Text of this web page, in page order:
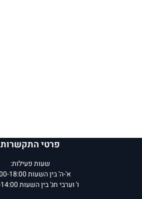
פרטי התקשרות
שעות פעילות:
א'-ה' בין השעות 10:00-18:00
ו' וערבי חג' בין השעות 10:00-14:00